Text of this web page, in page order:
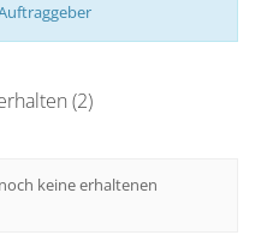
(2)
keine erhaltenen